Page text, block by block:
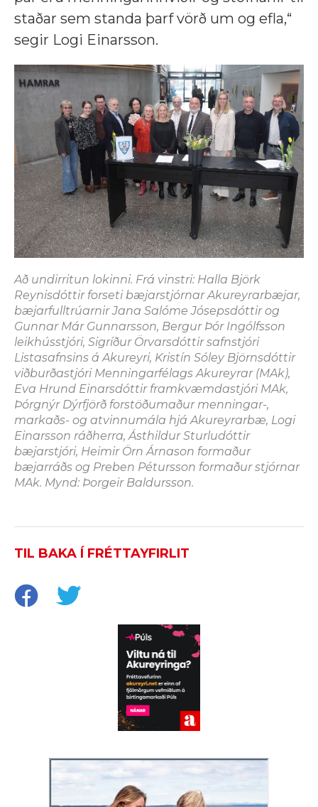
staðar sem standa þarf vörð um og efla,“
segir Logi Einarsson.
Að undirritun lokinni. Frá vinstri: Halla Björk
Reynisdóttir forseti bæjarstjórnar Akureyrarbæjar,
bæjarfulltrúarnir Jana Salóme Jósepsdóttir og
Gunnar Már Gunnarsson, Bergur Þór Ingólfsson
leikhússtjóri, Sigríður Örvarsdóttir safnstjóri
Listasafnsins á Akureyri, Kristín Sóley Björnsdóttir
viðburðastjóri Menningarfélags Akureyrar (MAk),
Eva Hrund Einarsdóttir framkvæmdastjóri MAk,
Þórgnýr Dýrfjörð forstöðumaður menningar-,
markaðs- og atvinnumála hjá Akureyrarbæ, Logi
Einarsson ráðherra, Ásthildur Sturludóttir
bæjarstjóri, Heimir Örn Árnason formaður
bæjarráðs og Preben Pétursson formaður stjórnar
MAk. Mynd: Þorgeir Baldursson.
TIL BAKA Í FRÉTTAYFIRLIT